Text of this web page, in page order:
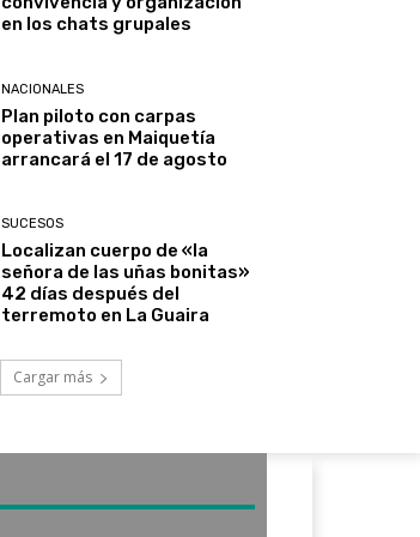
en los chats grupales
NACIONALES
Plan piloto con carpas
operativas en Maiquetía
arrancará el 17 de agosto
SUCESOS
Localizan cuerpo de «la
señora de las uñas bonitas»
42 días después del
terremoto en La Guaira
Cargar más